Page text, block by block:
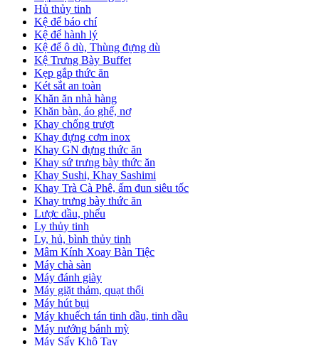
Hủ thủy tinh
Kệ để báo chí
Kệ để hành lý
Kệ để ô dù, Thùng đựng dù
Kệ Trưng Bày Buffet
Kẹp gắp thức ăn
Két sắt an toàn
Khăn ăn nhà hàng
Khăn bàn, áo ghế, nơ
Khay chống trượt
Khay đựng cơm inox
Khay GN đựng thức ăn
Khay sứ trưng bày thức ăn
Khay Sushi, Khay Sashimi
Khay Trà Cà Phê, ấm đun siêu tốc
Khay trưng bày thức ăn
Lược dầu, phểu
Ly thủy tinh
Ly, hủ, bình thủy tinh
Mâm Kính Xoay Bàn Tiệc
Máy chà sàn
Máy đánh giày
Máy giặt thảm, quạt thổi
Máy hút bụi
Máy khuếch tán tinh dầu, tinh dầu
Máy nướng bánh mỳ
Máy Sấy Khô Tay